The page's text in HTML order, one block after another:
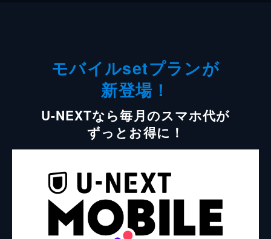
モバイルsetプランが
新登場！
U-NEXTなら毎月のスマホ代が
ずっとお得に！